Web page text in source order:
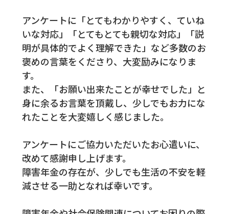
アンケートに「とてもわかりやすく、ていね
いな対応」「とてもとても親切な対応」「説
明が具体的でよく理解できた」など多数のお
褒めの言葉をくださり、大変励みになりま
す。
また、「お願い出来たことが幸せでした」と
身に余るお言葉を頂戴し、少しでもお力にな
れたことを大変嬉しく感じました。
アンケートにご協力いただいたお心遣いに、
改めて感謝申し上げます。
障害年金の存在が、少しでも生活の不安を軽
減させる一助となれば幸いです。